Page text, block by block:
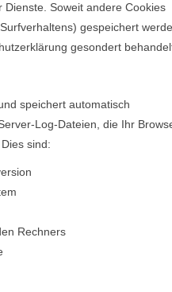
Soweit andere Cookies
gespeichert
gesondert
speichert automatisch
Log-Dateien, die Ihr
sind:
Rechners